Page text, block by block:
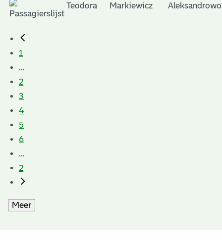
Teodora Markiewicz Aleksandrowo
1
...
2
3
4
5
6
...
2
Meer